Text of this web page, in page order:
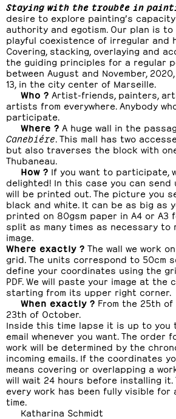
Staying with the trouble in
desire to explore painting’s
authority and egotism. Our plan is
playful coexistence of irregular and
Covering, stacking, overlaying and
the guiding principles for a regular
between August and November,
13, in the city center of Marseille.
Who ? Artist-friends, painters,
artists from everywhere. Anybody
participate.
Where ? A huge wall in the
Canebiére . This mall has two
but also traverses the block with
Thubaneau.
How ? If you want to participate,
delighted! In this case you can send
will be printed out. The picture you
black and white. It can be as big as
printed on 80gsm paper in A4 or A3
split as many times as necessary
image.
Where exactly ? The wall we work
grid. The units correspond to 50cm
define your coordinates using the
PDF. We will paste your image at the
starting from its upper right corner.
When exactly ? From the 25th
23th of October.
Inside this time lapse it is up to you
email whenever you want. The order
work will be determined by the
incoming emails. If the coordinates
means covering or overlapping a
will wait 24 hours before installing
every work has been fully visible for
time.
Katharina Schmidt